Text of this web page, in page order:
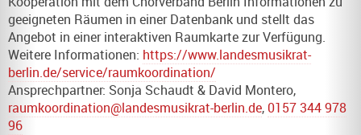
geeigneten Räumen in einer Datenbank und stellt das
Angebot in einer interaktiven Raumkarte zur Verfügung.
Weitere Informationen: https://www.landesmusikrat-
berlin.de/service/raumkoordination/
Ansprechpartner: Sonja Schaudt & David Montero,
raumkoordination@landesmusikrat-berlin.de,0157 344 978
96